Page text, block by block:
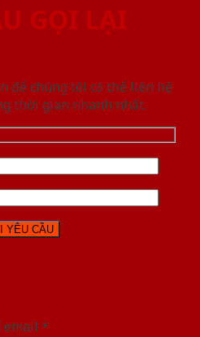
GỌI LẠI
để chúng tôi có thể liên hệ
thời gian nhanh nhất.
email *